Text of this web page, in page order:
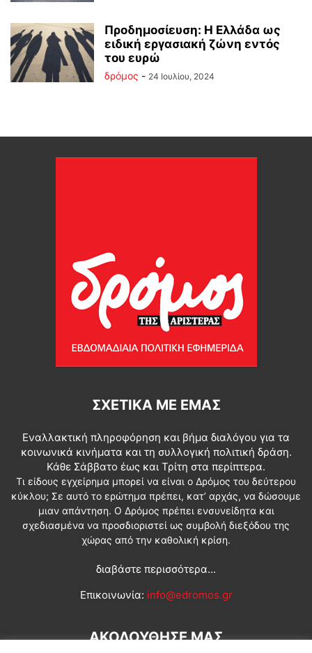
Προδημοσίευση: Η Ελλάδα ως
ειδική εργασιακή ζώνη εντός
του ευρώ
δρόμος - 24 Ιουλίου, 2024
ΣΧΕΤΙΚΆ ΜΕ ΕΜΆΣ
Εναλλακτική πληροφόρηση και βήμα διαλόγου για τα
κοινωνικά κινήματα και τη συλλογική πολιτική δράση.
Κάθε Σάββατο έως και Τρίτη στα περίπτερα.
Τι είδους εγχείρημα μπορεί να είναι ο Δρόμος του δεύτερου
κύκλου; Σε αυτό το ερώτημα πρέπει, κατ’ αρχάς, να δώσουμε
μιαν απάντηση. Ο Δρόμος πρέπει ενσυνείδητα και
σχεδιασμένα να προσδιοριστεί ως συμβολή διεξόδου της
χώρας από την καθολική κρίση.
διαβάστε περισσότερα...
Επικοινωνία: info@edromos.gr
ΑΚΟΛΟΥΘΗΣΕ ΜΑΣ